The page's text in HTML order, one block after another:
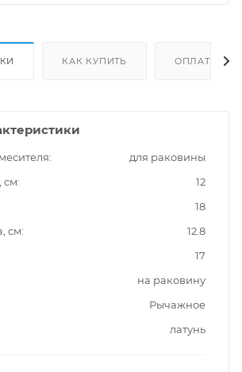
КАК КУПИТЬ ОПЛАТА
для раковины
см
12
18
см
12.8
17
на раковину
Рычажное
латунь